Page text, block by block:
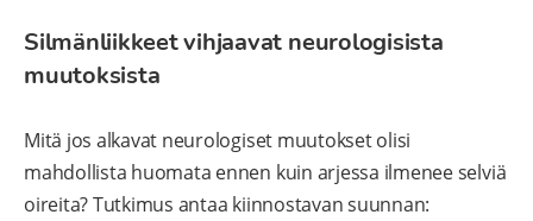
Silmänliikkeet vihjaavat neurologisista
muutoksista
Mitä jos alkavat neurologiset muutokset olisi
mahdollista huomata ennen kuin arjessa ilmenee selviä
oireita? Tutkimus antaa kiinnostavan suunnan: